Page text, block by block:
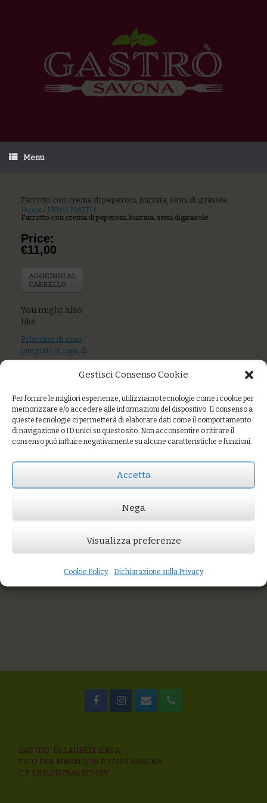
Gestisci Consenso Cookie
Per fornire le migliori esperienze, utilizziamo tecnologie come i cookie per
memorizzare e/o accedere alle informazioni del dispositivo. Il consenso a
queste tecnologie ci permetterà di elaborare dati come il comportamento
di navigazione o ID unici su questo sito. Non acconsentire o ritirare il
consenso può influire negativamente su alcune caratteristiche e funzioni.
Accetta
Nega
Visualizza preferenze
Cookie Policy Dichiarazione sulla Privacy
Menu
Farrotto con crema di peperoni, burrata, semi di girasole
Home / PRIMI PIATTI /
Farrotto con crema di peperoni, burrata, semi di girasole
AGGIUNGI AL CARRELLO
You might also like
Riso alle verdure di stagione e monteveronese
Price:
€11,00
AGGIUNGI AL
CARRELLO
You might also
like
Polentine di mais
integrale al ragù di
mare piccante
di pescatrice e
pesto
Bulgur con batata
rossa e piselli
GASTRO’ DI LAURETI LUISA
VICO DEL MARMO, 10 R 17100 SAVONA
C.F. LRTLSU79A69E975V